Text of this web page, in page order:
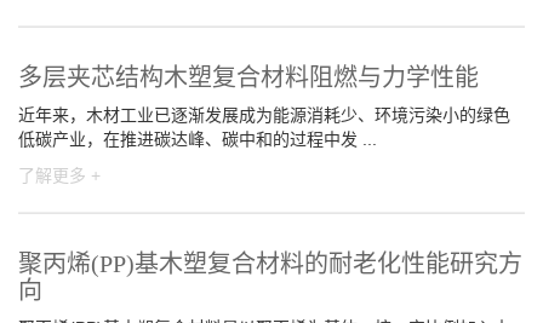
多层夹芯结构木塑复合材料阻燃与力学性能
近年来，木材工业已逐渐发展成为能源消耗少、环境污染小的绿色
低碳产业，在推进碳达峰、碳中和的过程中发 ...
了解更多 +
聚丙烯(PP)基木塑复合材料的耐老化性能研究方
向